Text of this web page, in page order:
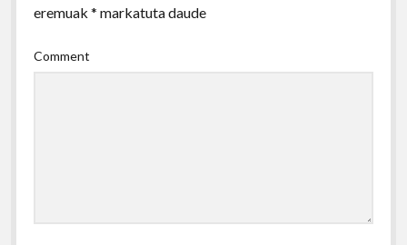
eremuak * markatuta daude
Comment